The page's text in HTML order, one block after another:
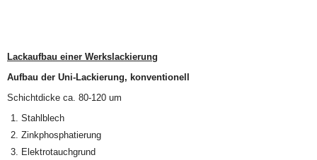
Lackaufbau einer Werkslackierung
Aufbau der Uni-Lackierung, konventionell
Schichtdicke ca. 80-120 um
Stahlblech
Zinkphosphatierung
Elektrotauchgrund